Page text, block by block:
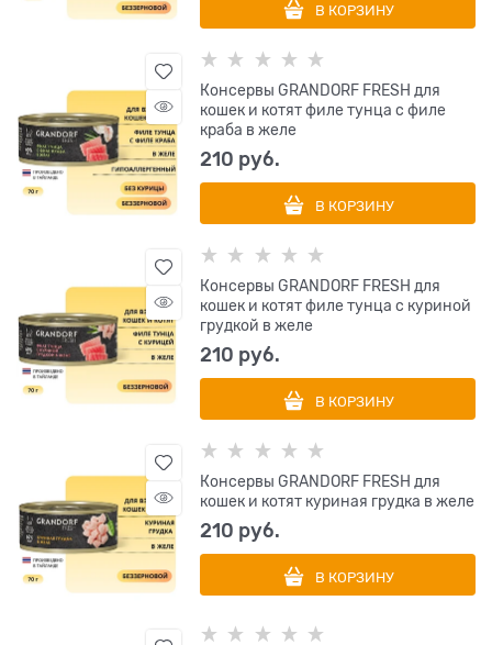
В КОРЗИНУ
Консервы GRANDORF FRESH для
кошек и котят филе тунца с филе
краба в желе
210 руб.
В КОРЗИНУ
Консервы GRANDORF FRESH для
кошек и котят филе тунца с куриной
грудкой в желе
210 руб.
В КОРЗИНУ
Консервы GRANDORF FRESH для
кошек и котят куриная грудка в желе
210 руб.
В КОРЗИНУ